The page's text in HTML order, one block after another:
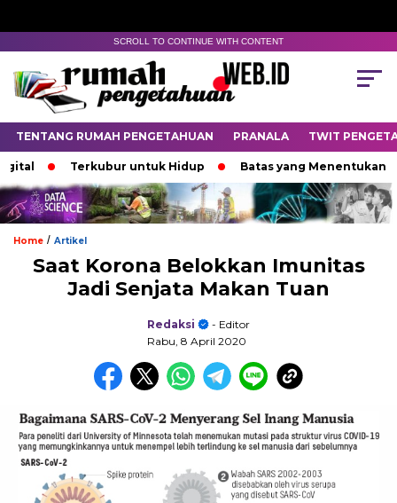
SCROLL TO CONTINUE WITH CONTENT
TENTANG RUMAH PENGETAHUAN PRANALA TWIT
Terkubur untuk Hidup Batas yang Menentukan
Home / Artikel
Saat Korona Belokkan Imunitas
Jadi Senjata Makan Tuan
Redaksi
- Editor
Rabu, 8 April 2020